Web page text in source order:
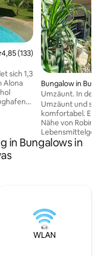
Bewertung:
4,85 (133)
sich 1,3
300
Bungalow in
Umzäunt. In der
Mall. Internet.
Zimmern.
Umzäunt und
komfortabel. Ein
Nähe von
Krankenhäusern,
Polizeistationen. Die Gästezimmer
Parke dein Auto. Spiele
kochen, Geschirr
waschen. Jedes Zimmer bietet Platz für
zwei Gäste. Die
in Bungalows in
WLAN